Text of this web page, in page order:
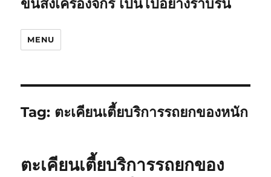
ขนส่งเครื่องจักร เป็นไปอย่างราบรื่น
MENU
Tag: ตะเคียนเตี้ยบริการรถยกของหนัก
ตะเคียนเตี้ยบริการรถยกของ